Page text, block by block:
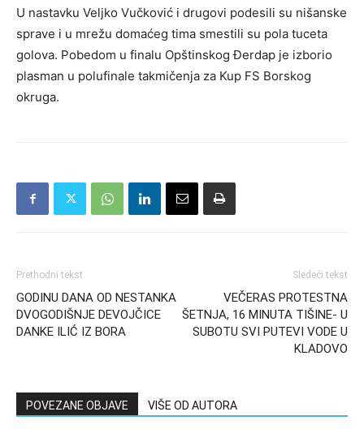
U nastavku Veljko Vučković i drugovi podesili su nišanske
sprave i u mrežu domaćeg tima smestili su pola tuceta
golova. Pobedom u finalu Opštinskog Đerdap je izborio
plasman u polufinale takmičenja za Kup FS Borskog
okruga.
Prethodni tekst
GODINU DANA OD NESTANKA
DVOGODIŠNJE DEVOJČICE
DANKE ILIĆ IZ BORA
Sledeći tekst
VEČERAS PROTESTNA
ŠETNJA, 16 MINUTA TIŠINE- U
SUBOTU SVI PUTEVI VODE U
KLADOVO
POVEZANE OBJAVE VIŠE OD AUTORA